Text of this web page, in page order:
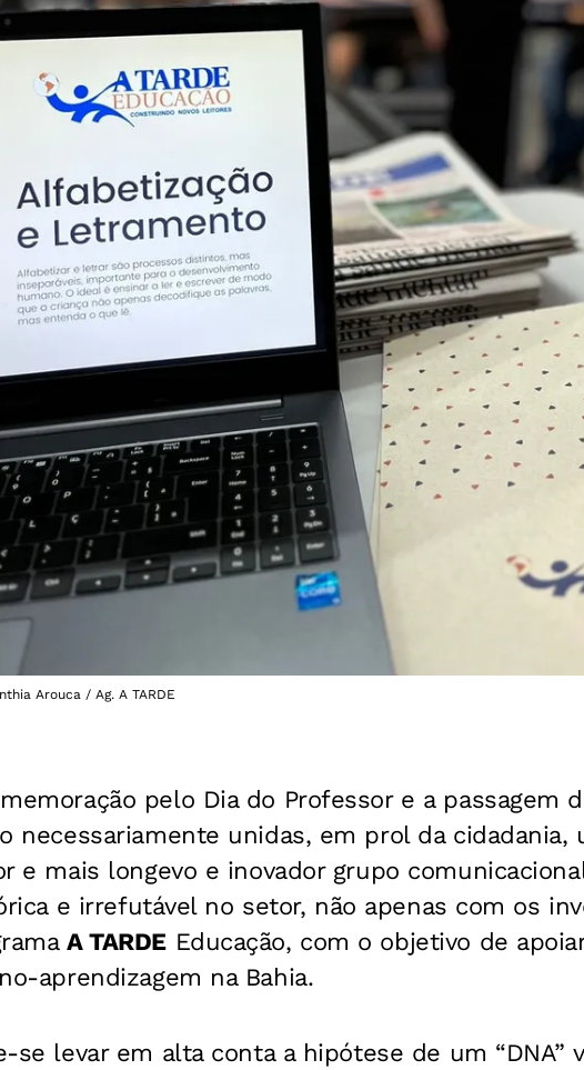
Arouca / Ag. A TARDE
pelo Dia do Professor e a passagem
necessariamente unidas, em prol da cidadania,
e mais longevo e inovador grupo
e irrefutável no setor, não apenas com os
A TARDEEducação, com o objetivo de
aprendizagem na Bahia.
se levar em alta conta a hipótese de um “DNA”